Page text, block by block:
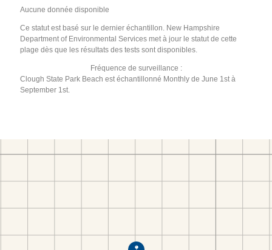
Aucune donnée disponible
Ce statut est basé sur le dernier échantillon. New Hampshire
Department of Environmental Services met à jour le statut de cette
plage dès que les résultats des tests sont disponibles.
Fréquence de surveillance :
Clough State Park Beach est échantillonné Monthly de June 1st à
September 1st.